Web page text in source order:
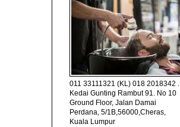
011 33111321 (KL) 018 2018342 .
Kedai Gunting Rambut 91. No 10
Ground Floor, Jalan Damai
Perdana, 5/1B,56000,Cheras,
Kuala Lumpur